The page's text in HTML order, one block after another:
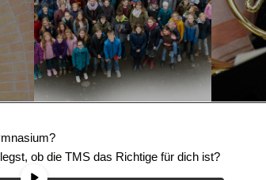
klicken Sie auf die Schaltfläche unten.
Daten an Drittanbieter weitergegeben
werden.
ob die TMS das Richtige für dich ist?